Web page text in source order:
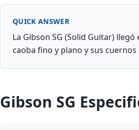
QUICK ANSWER
La Gibson SG (Solid Guitar)
caoba fino y plano y sus
Gibson SG